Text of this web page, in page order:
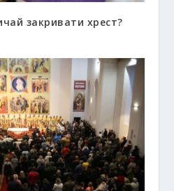
закривати хрест?